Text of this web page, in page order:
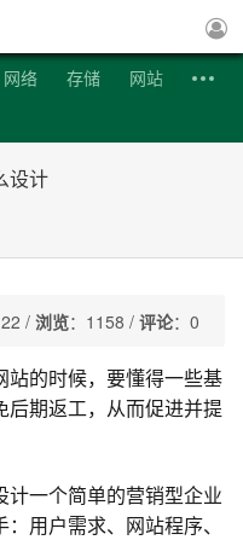
网络 存储
网站
设计
/浏览：1158 / 评论：0
站的时候，要懂得一些基
后期返工，从而促进并提
计一个简单的营销型企业
用户需求、网站程序、